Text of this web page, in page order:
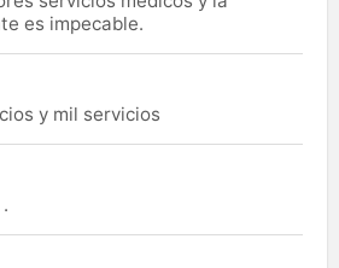
es impecable.
y mil servicios